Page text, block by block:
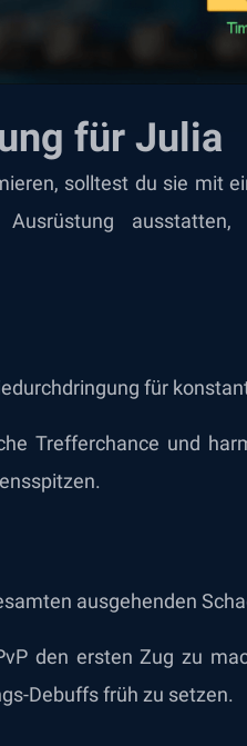
für Julia
solltest du sie mit
Ausrüstung
für
Trefferchance und
ausgehenden
den ersten Zug zu
Debuffs früh zu setzen.